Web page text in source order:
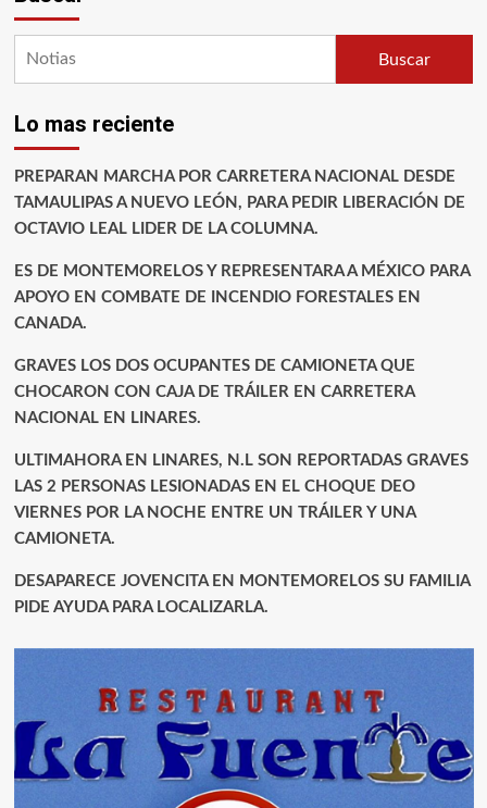
Buscar
Lo mas reciente
PREPARAN MARCHA POR CARRETERA NACIONAL DESDE
TAMAULIPAS A NUEVO LEÓN, PARA PEDIR LIBERACIÓN DE
OCTAVIO LEAL LIDER DE LA COLUMNA.
ES DE MONTEMORELOS Y REPRESENTARA A MÉXICO PARA
APOYO EN COMBATE DE INCENDIO FORESTALES EN
CANADA.
GRAVES LOS DOS OCUPANTES DE CAMIONETA QUE
CHOCARON CON CAJA DE TRÁILER EN CARRETERA
NACIONAL EN LINARES.
ULTIMAHORA EN LINARES, N.L SON REPORTADAS GRAVES
LAS 2 PERSONAS LESIONADAS EN EL CHOQUE DEO
VIERNES POR LA NOCHE ENTRE UN TRÁILER Y UNA
CAMIONETA.
DESAPARECE JOVENCITA EN MONTEMORELOS SU FAMILIA
PIDE AYUDA PARA LOCALIZARLA.